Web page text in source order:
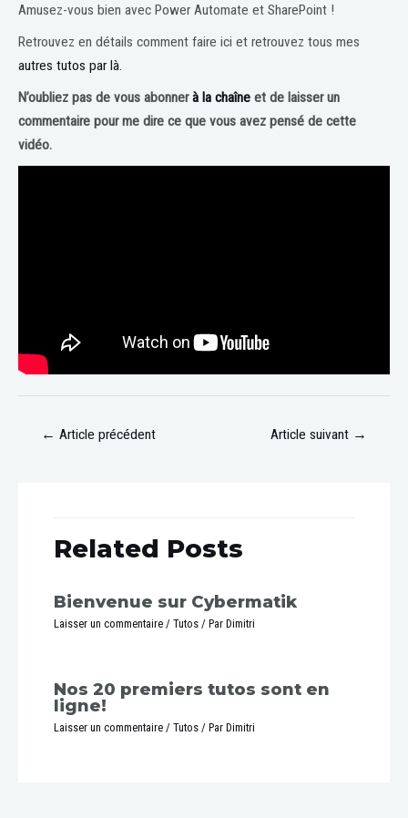
Amusez-vous bien avec Power Automate et SharePoint !
Retrouvez en détails comment faire ici et retrouvez tous mes
autres tutos par là.
N’oubliez pas de vous abonnerà la chaîne et de laisser un
commentaire pour me dire ce que vous avez pensé de cette
vidéo.
← Article précédent Article suivant →
Related Posts
Bienvenue sur Cybermatik
Laisser un commentaire / Tutos/ Par Dimitri
Nos 20 premiers tutos sont en
ligne!
Laisser un commentaire / Tutos/ Par Dimitri